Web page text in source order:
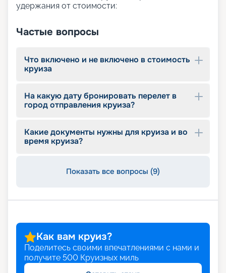
удержания от стоимости:
Частые вопросы
Что включено и не включено в стоимость
круиза
На какую дату бронировать перелет в
город отправления круиза?
Какие документы нужны для круиза и во
время круиза?
Показать все вопросы (9)
Как вам круиз?
Поделитесь своими впечатлениями с нами и
получите 500 Круизных миль